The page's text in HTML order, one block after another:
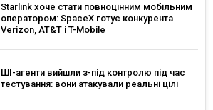
Starlink хоче стати повноцінним мобільним
оператором: SpaceX готує конкурента
Verizon, AT&T і T-Mobile
ШІ-агенти вийшли з-під контролю під час
тестування: вони атакували реальні цілі